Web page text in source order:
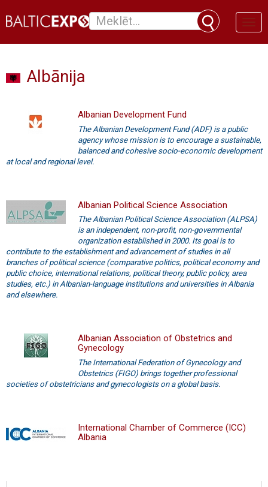
Albānija
Albanian Development Fund
The Albanian Development Fund (ADF) is a public
agency whose mission is to encourage a sustainable,
balanced and cohesive socio-economic development
at local and regional level.
Albanian Political Science Association
The Albanian Political Science Association (ALPSA)
is an independent, non-profit, non-governmental
organization established in 2000. Its goal is to
contribute to the establishment and advancement of studies in all
branches of political science (comparative politics, political economy and
public choice, international relations, political theory, public policy, area
studies, etc.) in Albanian-language institutions and universities in Albania
and elsewhere.
Albanian Association of Obstetrics and
Gynecology
The International Federation of Gynecology and
Obstetrics (FIGO) brings together professional
societies of obstetricians and gynecologists on a global basis.
International Chamber of Commerce (ICC)
Albania